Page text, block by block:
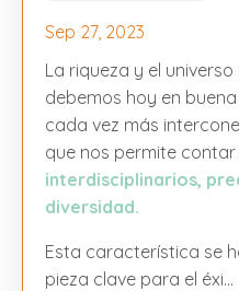
Sep 27, 2023
La riqueza y el
debemos hoy en
cada vez más
que nos permite contar
interdisciplinarios,
diversidad.
Esta característica se
pieza clave para el éxi...